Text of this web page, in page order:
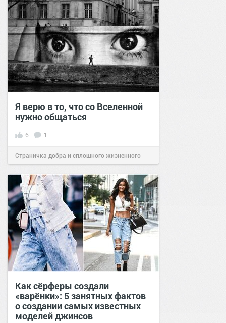
Я верю в то, что со Вселенной
нужно общаться
6 1
Страничка добра и сплошного жизненного
позитива!14:1824 авг 2024
Как сёрферы создали
«варёнки»: 5 занятных фактов
о создании самых известных
моделей джинсов